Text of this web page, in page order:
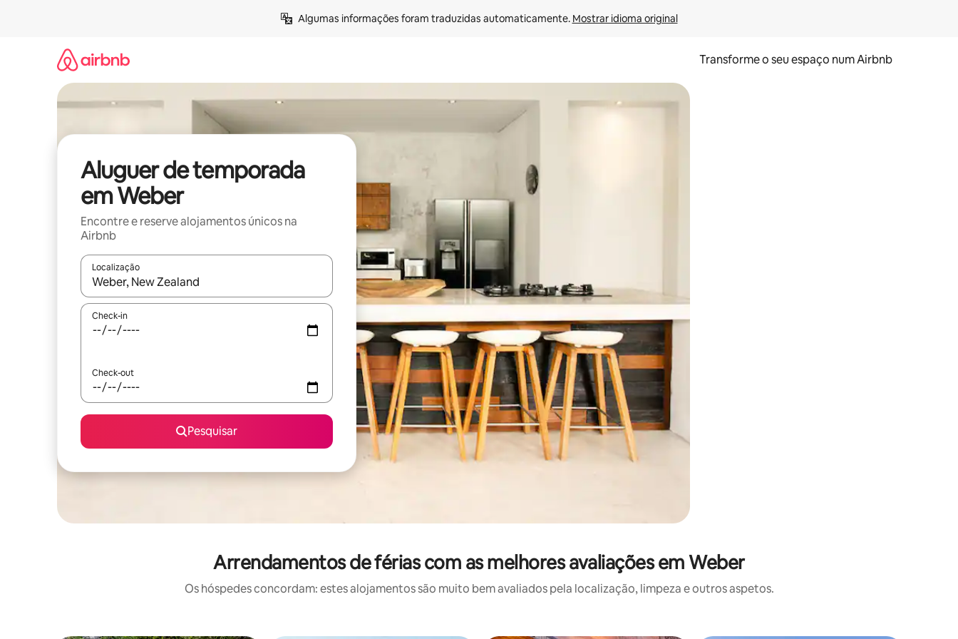
Algumas informações foram traduzidas automaticamente. Mostrar idioma original
Transforme o seu espaço num Airbnb
Aluguer de temporada
em Weber
Encontre e reserve alojamentos únicos na
Airbnb
Localização
Quando os resultados estiverem disponíveis, navegue com as teclas de seta para cima e para baixo ou explore com gestos de toque ou deslize.
Check-in
Check-out
Pesquisar
Arrendamentos de férias com as melhores avaliações em Weber
Os hóspedes concordam: estes alojamentos são muito bem avaliados pela localização, limpeza e outros aspetos.